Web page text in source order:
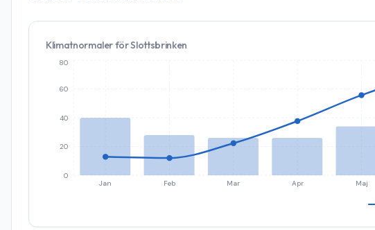
Klimatnormaler förSlottsbrinken
Jan Feb Mar Apr Maj
0
20
40
60
80